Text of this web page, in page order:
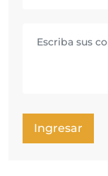
Ingresar